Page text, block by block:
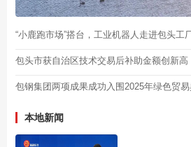
“小鹿跑市场”搭台，工业机器人走进包头工
包头市获自治区技术交易后补助金额创新高
包钢集团两项成果成功入围2025年绿色贸易
本地新闻